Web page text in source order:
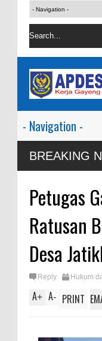
BREAKING
Viral Salah
Petugas
Ratusan
Desa
Reply Hukum
A+ A- PRINT